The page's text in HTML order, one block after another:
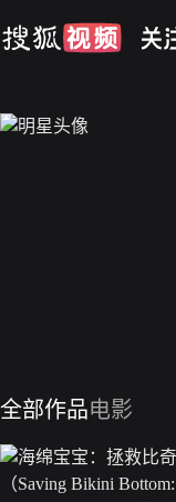
全部作品电影